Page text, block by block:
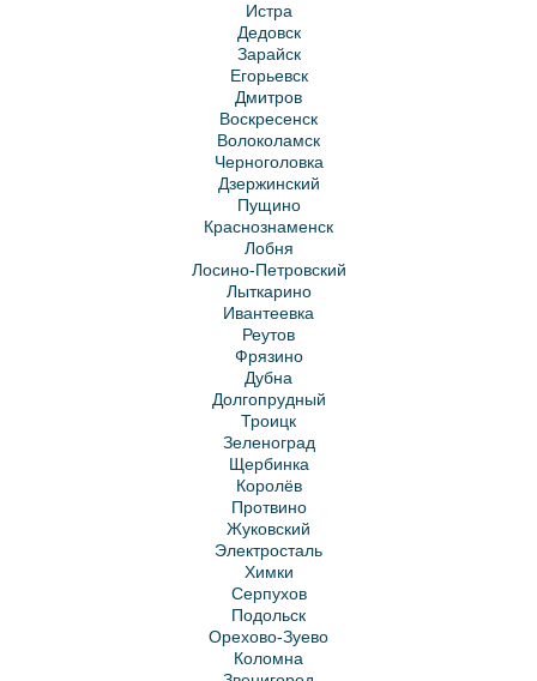
Истра
Дедовск
Зарайск
Егорьевск
Дмитров
Воскресенск
Волоколамск
Черноголовка
Дзержинский
Пущино
Краснознаменск
Лобня
Лосино-Петровский
Лыткарино
Ивантеевка
Реутов
Фрязино
Дубна
Долгопрудный
Троицк
Зеленоград
Щербинка
Королёв
Протвино
Жуковский
Электросталь
Химки
Серпухов
Подольск
Орехово-Зуево
Коломна